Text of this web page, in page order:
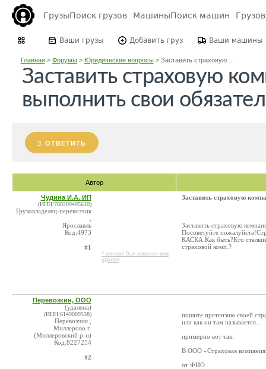
ГрузыПоиск грузов МашиныПоиск машин
Ваши грузы Добавить груз Ваши машины
Главная> Форумы> Юридические вопросы> Заставить страховую ...
Заставить страховую
выполнить свои
ОТВЕТИТЬ
Автор
Чудина И.А. ИП
(ИНН:760209495610)
Грузовладелец-перевозчик
Ярославль
Код:4973
#1
* контакт был изменен или
удален
Заставить страховую
Заставить страховую
Посоветуйте
КАСКА.Как быть?Кто
страховой комп.?
Перевозкин, ООО
(удалена)
(ИНН:6149009538)
Перевозчик ,
Миллерово г.
(Миллеровский р-н)
Код:8227254
#2
пишите претензию своей
или как он там называется..
примерно вот так:
В ООО «Страховая
от ФИО